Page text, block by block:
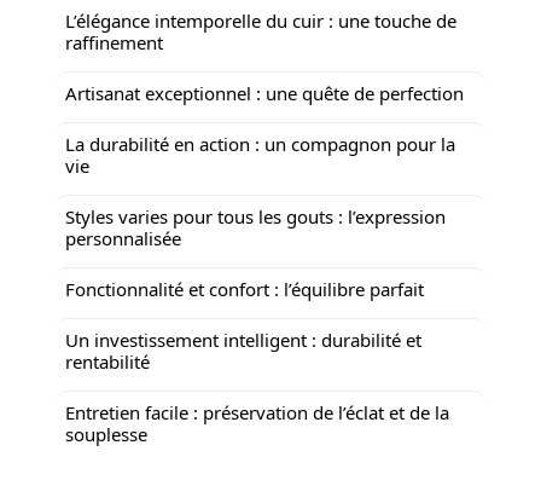
L’élégance intemporelle du cuir : une touche de
raffinement
Artisanat exceptionnel : une quête de perfection
La durabilité en action : un compagnon pour la
vie
Styles varies pour tous les gouts : l’expression
personnalisée
Fonctionnalité et confort : l’équilibre parfait
Un investissement intelligent : durabilité et
rentabilité
Entretien facile : préservation de l’éclat et de la
souplesse